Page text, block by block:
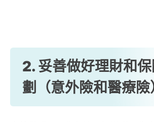
2. 妥善做好理財和
劃（意外險和醫療險